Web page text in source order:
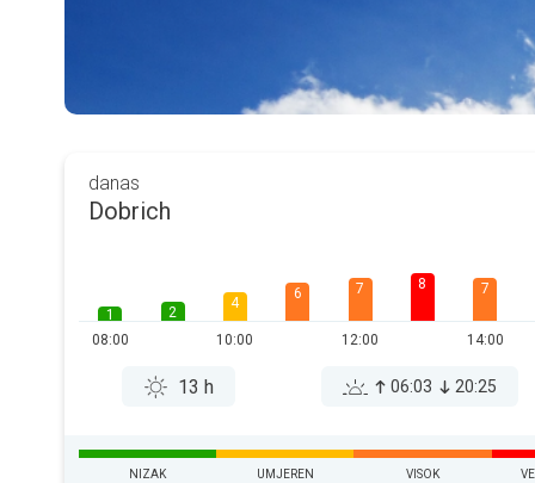
danas
Dobrich
1
08:00
2
4
10:00
6 7
12:00
8 7
14:00
13 h 06:03 20:25
NIZAK UMJEREN VISOK